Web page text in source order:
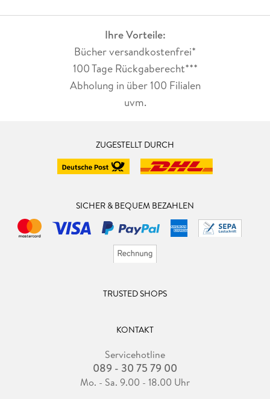
Ihre Vorteile:
Bücher versandkostenfrei*
100 Tage Rückgaberecht***
Abholung in über 100 Filialen
uvm.
ZUGESTELLT DURCH
SICHER & BEQUEM BEZAHLEN
TRUSTED SHOPS
KONTAKT
Servicehotline
089 - 30 75 79 00
Mo. - Sa. 9.00 - 18.00 Uhr